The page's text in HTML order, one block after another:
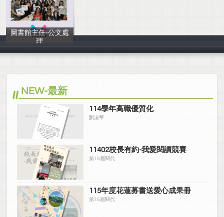
圖書館主任-公文處
理
鍾允中等
NEW-最新
114學年高職優質化
劉淑華
11402校長有約-我愛閱讀競賽
第15屆閱代
115年度花蓮募書送愛心成果冊
第15屆閱代